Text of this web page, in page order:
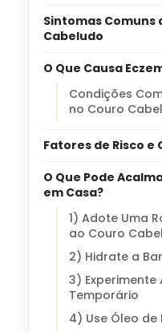
Sintomas Comuns
Cabeludo
O Que Causa
Condições
no Couro
Fatores de Risco e
O Que Pode
em Casa?
1) Adote Uma
ao Couro
2) Hidrate a
3) Experimente
Temporário
4) Use Óleo